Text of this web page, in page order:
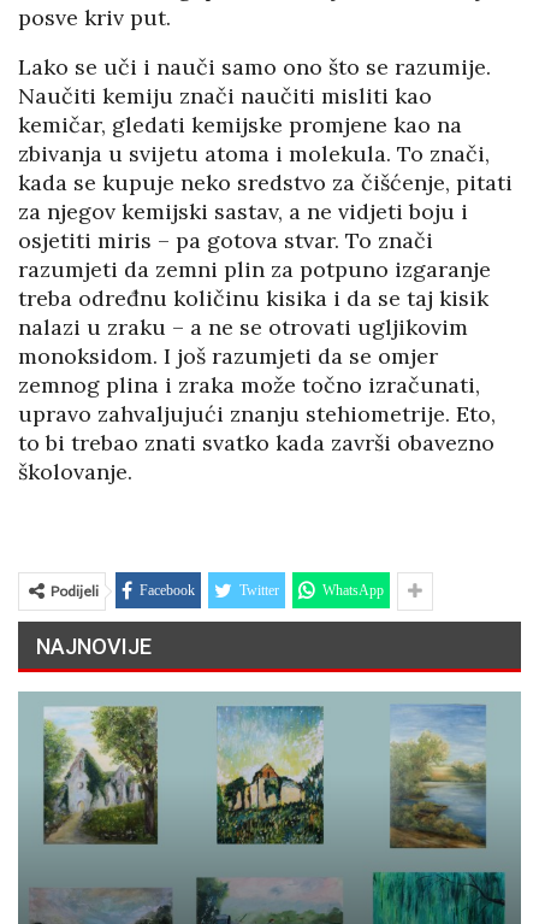
posve kriv put.
Lako se uči i nauči samo ono što se razumije.
Naučiti kemiju znači naučiti misliti kao
kemičar, gledati kemijske promjene kao na
zbivanja u svijetu atoma i molekula. To znači,
kada se kupuje neko sredstvo za čišćenje, pitati
za njegov kemijski sastav, a ne vidjeti boju i
osjetiti miris – pa gotova stvar. To znači
razumjeti da zemni plin za potpuno izgaranje
treba određnu količinu kisika i da se taj kisik
nalazi u zraku – a ne se otrovati ugljikovim
monoksidom. I još razumjeti da se omjer
zemnog plina i zraka može točno izračunati,
upravo zahvaljujući znanju stehiometrije. Eto,
to bi trebao znati svatko kada završi obavezno
školovanje.
Podijeli Facebook Twitter WhatsApp
NAJNOVIJE